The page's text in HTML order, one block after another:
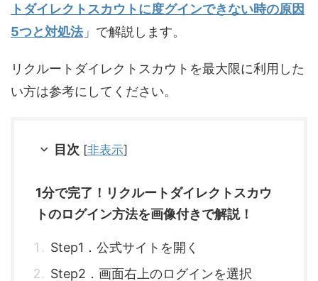
トダイレクトスカウトに度グインできない時の原因
5つと対処法」で解説します。
リクルートダイレクトスカウトを最大限に利用した
い方は参考にしてください。
目次 [非表示]
1分で完了！リクルートダイレクトスカウ
トのログイン方法を画像付きで解説！
Step1．公式サイトを開く
Step2．画面右上のログインを選択